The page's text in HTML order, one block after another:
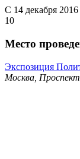
С 14 декабря
10
Место
Экспозиция
Москва,